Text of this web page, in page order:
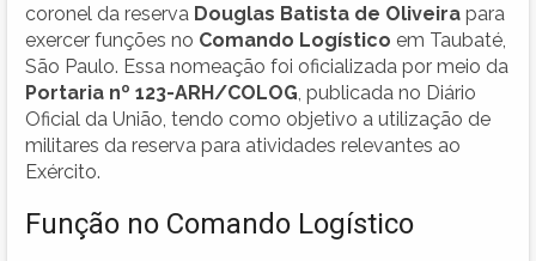
coronel da reserva Douglas Batista de Oliveira para
exercer funções no Comando Logístico em Taubaté,
São Paulo. Essa nomeação foi oficializada por meio da
Portaria nº 123-ARH/COLOG , publicada no Diário
Oficial da União, tendo como objetivo a utilização de
militares da reserva para atividades relevantes ao
Exército.
Função no Comando Logístico